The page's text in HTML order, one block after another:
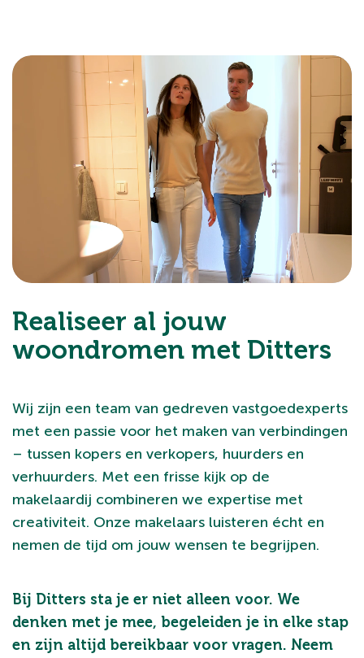
Realiseer al jouw
woondromen met Ditters
Wij zijn een team van gedreven vastgoedexperts
met een passie voor het maken van verbindingen
– tussen kopers en verkopers, huurders en
verhuurders. Met een frisse kijk op de
makelaardij combineren we expertise met
creativiteit. Onze makelaars luisteren écht en
nemen de tijd om jouw wensen te begrijpen.
Bij Ditters sta je er niet alleen voor. We
denken met je mee, begeleiden je in elke stap
en zijn altijd bereikbaar voor vragen. Neem